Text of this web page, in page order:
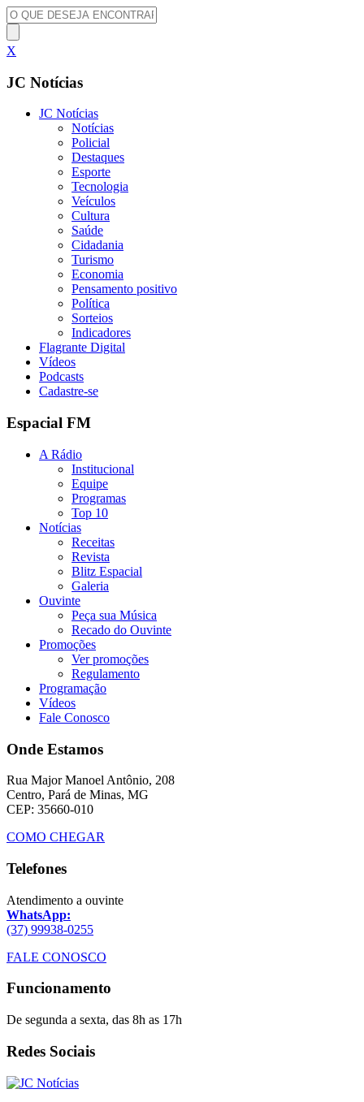
X
JC Notícias
JC Notícias
Notícias
Policial
Destaques
Esporte
Tecnologia
Veículos
Cultura
Saúde
Cidadania
Turismo
Economia
Pensamento positivo
Política
Sorteios
Indicadores
Flagrante Digital
Vídeos
Podcasts
Cadastre-se
Espacial FM
A Rádio
Institucional
Equipe
Programas
Top 10
Notícias
Receitas
Revista
Blitz Espacial
Galeria
Ouvinte
Peça sua Música
Recado do Ouvinte
Promoções
Ver promoções
Regulamento
Programação
Vídeos
Fale Conosco
Onde Estamos
Rua Major Manoel Antônio, 208
Centro, Pará de Minas, MG
CEP: 35660-010
COMO CHEGAR
Telefones
Atendimento a ouvinte
WhatsApp:
(37) 99938-0255
FALE CONOSCO
Funcionamento
De segunda a sexta, das 8h as 17h
Redes Sociais